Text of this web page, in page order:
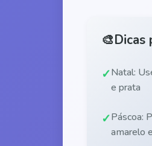
🎨Dicas
Natal:
e prata
Páscoa:
amarelo